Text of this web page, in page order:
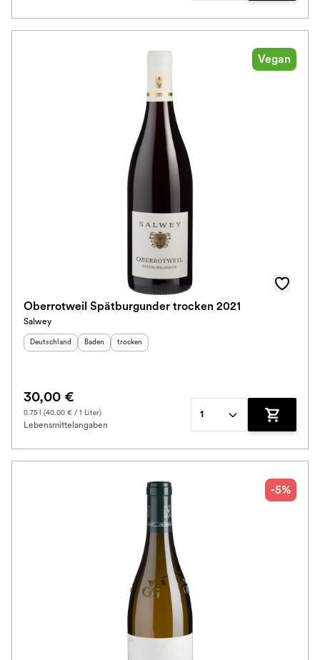
Vegan
Oberrotweil Spätburgunder trocken 2021
Salwey
Herkunftsland
Deutschland Herkunftsregion:
Baden Geschmack
trocken
30,00 €
0.75 l (40.00 € / 1 Liter)
Lebensmittelangaben
1
Zum
-5%